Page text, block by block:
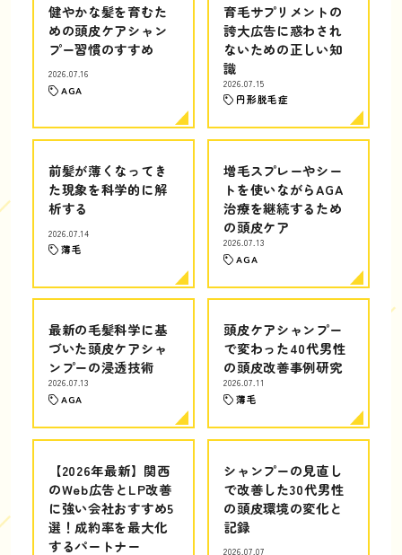
健やかな髪を育むた
めの頭皮ケアシャン
プー習慣のすすめ
2026.07.16
AGA
育毛サプリメントの
誇大広告に惑わされ
ないための正しい知
識
2026.07.15
円形脱毛症
前髪が薄くなってき
た現象を科学的に解
析する
2026.07.14
薄毛
増毛スプレーやシー
トを使いながらAGA
治療を継続するため
の頭皮ケア
2026.07.13
AGA
最新の毛髪科学に基
づいた頭皮ケアシャ
ンプーの浸透技術
2026.07.13
AGA
頭皮ケアシャンプー
で変わった40代男性
の頭皮改善事例研究
2026.07.11
薄毛
【2026年最新】関西
のWeb広告とLP改善
に強い会社おすすめ5
選！成約率を最大化
するパートナー
シャンプーの見直し
で改善した30代男性
の頭皮環境の変化と
記録
2026.07.07